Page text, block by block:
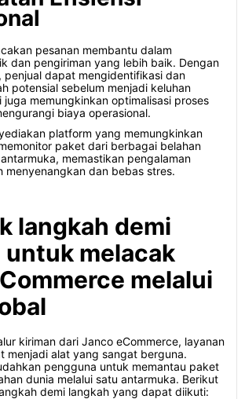
pesanan membantu dalam
dan pengiriman yang lebih baik. Dengan
dapat mengidentifikasi dan
potensial sebelum menjadi keluhan
juga memungkinkan optimalisasi proses
biaya operasional.
platform yang memungkinkan
paket dari berbagai belahan
memastikan pengalaman
menyenangkan dan bebas stres.
langkah demi
untuk melacak
melalui
kiriman dari Janco eCommerce, layanan
menjadi alat yang sangat berguna.
pengguna untuk memantau paket
dunia melalui satu antarmuka. Berikut
demi langkah yang dapat diikuti: